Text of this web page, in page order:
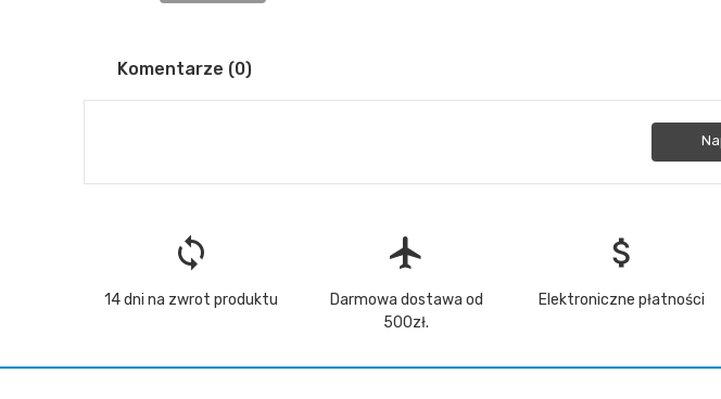
Komentarze (0)
loop
14 dni na zwrot produktu
flight
Darmowa dostawa od
500zł.
attach_money
Elektroniczne płatności